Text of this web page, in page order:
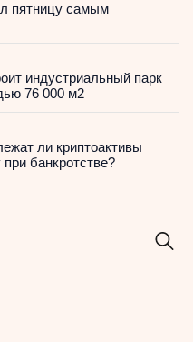
пятницу самым
индустриальный парк
76 000 м2
ли криптоактивы
банкротстве?